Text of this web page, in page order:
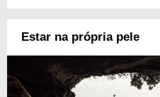
Estar na própria pele